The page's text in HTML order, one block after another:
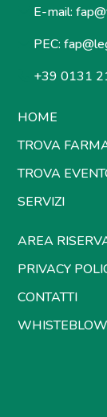
E-mail:
PEC:
+39 0131
HOME
TROVA
TROVA
SERVIZI
AREA
PRIVACY
CONTATTI